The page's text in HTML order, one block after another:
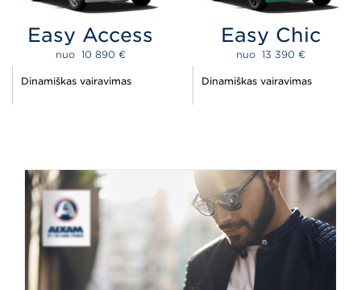
Easy Access
nuo 10 890 €
Dinamiškas vairavimas
Easy Chic
nuo 13 390 €
Dinamiškas vairavimas